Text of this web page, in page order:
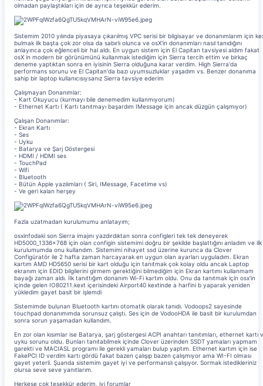
olmadan paylaştıkları için de ayrıca teşekkür ederim.
Sistemim 2010 yılında piyasaya çıkarılmış VPC serisi bir bilgisayar ve donanımlarım için
bulmak ilk başta çok zor olsa da sabırlı olunca ve osX'in donanımları nasıl tanıdığını
anlayınca çok eğlenceli bir hal aldı. En uygun sistem için El Capitan tavsiyesi aldım fakat
osX in modern bir görünümünü kullanmak istediğim için Sierra tercih ettim ve birkaç
deneme yaptıktan sonra en iyisinin Sierra olduğuna karar verdim. High Sierra'da
performans sorunu ve El Capitan'da bazı uyumsuzluklar yaşadım vs. Benzer donanıma
sahip bir laptop kullanıcısıysanız Sierra tavsiye ederim
Çalışmayan Donanımlar:
- Kart Okuyucu (kurmayı bile denemedim kullanmıyorum)
- Ethernet Kartı ( Kartı tanıtmayı başardım IMessage için ancak düzgün çalışmıyor)
Çalışan Donanımlar:
- Ekran Kartı
- Ses
- Uyku
- Batarya ve Şarj Göstergesi
- HDMI / HDMI ses
- TouchPad
- Wifi
- Bluetooth
- Bütün Apple yazılımları ( Siri, IMessage, Facetime vs)
- Ve geri kalan herşey
Fazla uzatmadan kurulumumu anlatayım;
osxinfodaki son Sierra imajını yazdırdıktan sonra configleri tek tek deneyerek
HD5000_1336x768 için olan configin sistemimi doğru bir şekilde başlattığını anladım ve ilk
kurulumumda onu kullandım. Sistemimi nihayet ssd üzerine kurunca da Clover
Configüratör ile 2 hafta zaman harcayarak en uygun olan ayarları uyguladım. Ekran
kartım AMD HD5650 serisi bir kart olduğu için tanıtmak çok kolay oldu ancak Laptop
ekranım için EDID bilgilerini girmem gerektiğini bilmediğim için Ekran kartımı kullanmam
bayağı zaman aldı. İlk tanıttığım donanım Wi-Fi kartım oldu. Onu da tanıtmak için osx'in
içinde gelen IO80211.kext içerisindeki Airport40 kextinde a harfini b yaparak yeniden
yükledim gayet basit bir işlemdi
Sistemimde bulunan Bluetooth kartını otomatik olarak tanıdı. Vodoops2 sayesinde
touchpad donanımımda sorunsuz çalıştı. Ses için de VodooHDA ile basit bir kurulumdan
sonra sorun yaşamadan kullandım.
En zor olan kısımlar ise Batarya, şarj göstergesi ACPI anahtarı tanıtımları, ethernet kartı
uyku sorunu oldu. Bunları tanıtabilmek içinde Clover üzerinden SSDT yamaları yapmam
garekti ve MACIASL programı ile gerekli yamaları bulup yaptım. Ethernet kartım için ise
FakePCI ID verdim kartı gördü fakat bazen çalışıp bazen çalışmıyor ama WI-FI olması
gayet yeterli. Şuanda sistemim gayet iyi ve performanslı çalışıyor. Sormak istedikleriniz
olursa seve seve yanıtlarım.
Herkese çok teşekkür ederim, iyi forumlar